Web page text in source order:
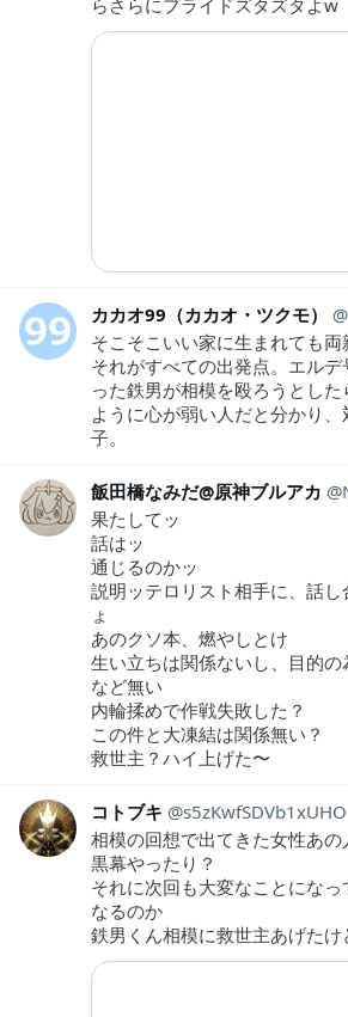
らさらにプライドズタズタよw
カカオ99（カカオ・ツクモ）
そこそこいい家に生まれても両
それがすべての出発点。エル
った鉄男が相模を殴ろうとし
ように心が弱い人だと分かり
子。
飯田橋なみだ@原神ブルアカ
果たしてッ
話はッ
通じるのかッ
説明ッテロリスト相手に、話
ょ
あのクソ本、燃やしとけ
生い立ちは関係ないし、目的の
など無い
内輪揉めで作戦失敗した？
この件と大凍結は関係無い？
救世主？ハイ上げた〜
コトブキ s5zKwfSDVb1xUHO
相模の回想で出てきた女性あ
黒幕やったり？
それに次回も大変なことになっ
なるのか
鉄男くん相模に救世主あげた